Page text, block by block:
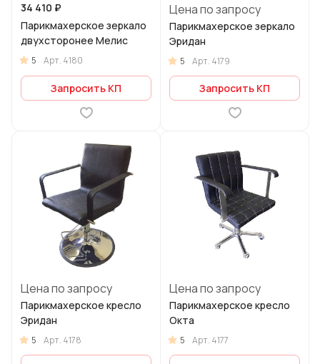
34 410 ₽
Парикмахерское зеркало
двухсторонее Мелис
5 Арт. 4180
Запросить КП
Цена по запросу
Парикмахерское зеркало
Эридан
5 Арт. 4179
Запросить КП
Цена по запросу
Парикмахерское кресло
Эридан
5 Арт. 4178
Цена по запросу
Парикмахерское кресло
Окта
5 Арт. 4177